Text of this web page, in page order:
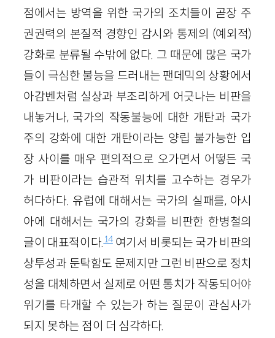
점에서는 방역을 위한 국가의 조치들이 곧장 주
권권력의 본질적 경향인 감시와 통제의 (예외적)
강화로 분류될 수밖에 없다. 그 때문에 많은 국가
들이 극심한 불능을 드러내는 팬데믹의 상황에서
아감벤처럼 실상과 부조리하게 어긋나는 비판을
내놓거나, 국가의 작동불능에 대한 개탄과 국가
주의 강화에 대한 개탄이라는 양립 불가능한 입
장 사이를 매우 편의적으로 오가면서 어떻든 국
가 비판이라는 습관적 위치를 고수하는 경우가
허다하다. 유럽에 대해서는 국가의 실패를, 아시
아에 대해서는 국가의 강화를 비판한 한병철의
글이 대표적이다.14여기서 비롯되는 국가 비판의
상투성과 둔탁함도 문제지만 그런 비판으로 정치
성을 대체하면서 실제로 어떤 통치가 작동되어야
위기를 타개할 수 있는가 하는 질문이 관심사가
되지 못하는 점이 더 심각하다.